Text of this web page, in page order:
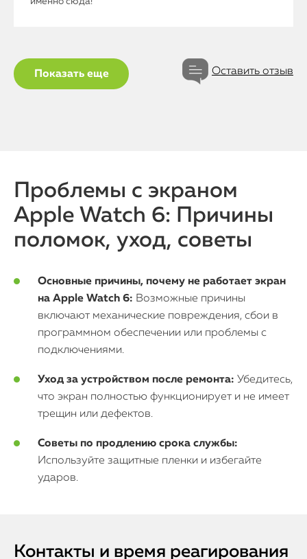
Показать еще Оставить отзыв
Проблемы с экраном
Apple Watch 6: Причины
поломок, уход, советы
Основные причины, почему не работает экран
на Apple Watch 6: Возможные причины
включают механические повреждения, сбои в
программном обеспечении или проблемы с
подключениями.
Уход за устройством после ремонта: Убедитесь,
что экран полностью функционирует и не имеет
трещин или дефектов.
Советы по продлению срока службы:
Используйте защитные пленки и избегайте
ударов.
Контакты и время реагирования